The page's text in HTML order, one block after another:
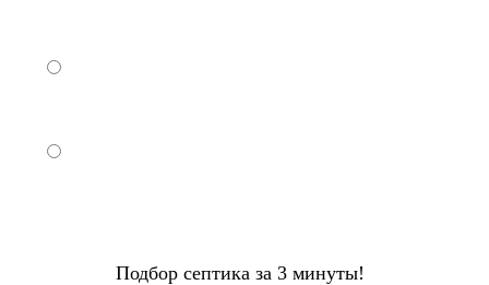
Подбор септика за 3 минуты!